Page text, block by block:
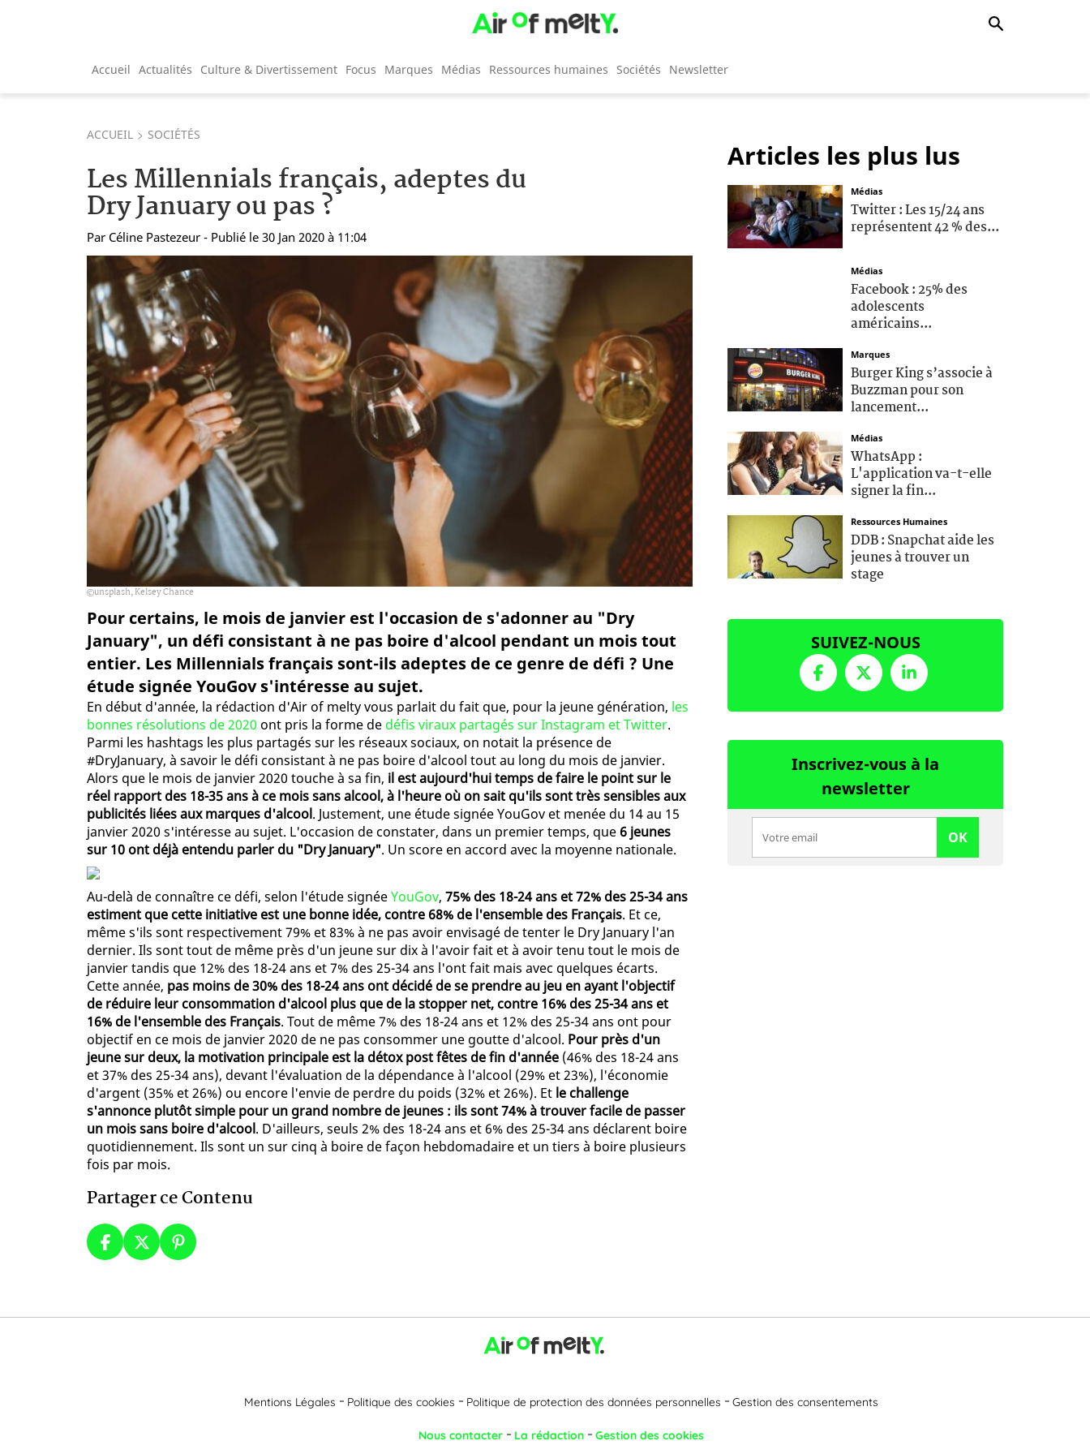
Accueil Actualités Culture & Divertissement Focus Marques Médias Ressources humaines Sociétés Newsletter
ACCUEIL SOCIÉTÉS
Les Millennials français, adeptes du
Dry January ou pas ?
Par Céline Pastezeur - Publié le 30 Jan 2020 à 11:04
unsplash, Kelsey Chance
Pour certains, le mois de janvier est l'occasion de s'adonner au "Dry
January", un défi consistant à ne pas boire d'alcool pendant un mois tout
entier. Les Millennials français sont-ils adeptes de ce genre de défi ? Une
étude signée YouGov s'intéresse au sujet.
En début d'année, la rédaction d'Air of melty vous parlait du fait que, pour la jeune génération, les
bonnes résolutions de 2020 ont pris la forme de défis viraux partagés sur Instagram et Twitter.
Parmi les hashtags les plus partagés sur les réseaux sociaux, on notait la présence de
#DryJanuary, à savoir le défi consistant à ne pas boire d'alcool tout au long du mois de janvier.
Alors que le mois de janvier 2020 touche à sa fin, il est aujourd'hui temps de faire le point sur le
réel rapport des 18-35 ans à ce mois sans alcool, à l'heure où on sait qu'ils sont très sensibles aux
publicités liées aux marques d'alcool. Justement, une étude signée YouGov et menée du 14 au 15
janvier 2020 s'intéresse au sujet. L'occasion de constater, dans un premier temps, que6 jeunes
sur 10 ont déjà entendu parler du "Dry January". Un score en accord avec la moyenne nationale.
Au-delà de connaître ce défi, selon l'étude signéeYouGov, 75% des 18-24 ans et 72% des 25-34 ans
estiment que cette initiative est une bonne idée, contre 68% de l'ensemble des Français. Et ce,
même s'ils sont respectivement 79% et 83% à ne pas avoir envisagé de tenter le Dry January l'an
dernier. Ils sont tout de même près d'un jeune sur dix à l'avoir fait et à avoir tenu tout le mois de
janvier tandis que 12% des 18-24 ans et 7% des 25-34 ans l'ont fait mais avec quelques écarts.
Cette année, pas moins de 30% des 18-24 ans ont décidé de se prendre au jeu en ayant l'objectif
de réduire leur consommation d'alcool plus que de la stopper net, contre 16% des 25-34 ans et
16% de l'ensemble des Français. Tout de même 7% des 18-24 ans et 12% des 25-34 ans ont pour
objectif en ce mois de janvier 2020 de ne pas consommer une goutte d'alcool. Pour près d'un
jeune sur deux, la motivation principale est la détox post fêtes de fin d'année (46% des 18-24 ans
et 37% des 25-34 ans), devant l'évaluation de la dépendance à l'alcool (29% et 23%), l'économie
d'argent (35% et 26%) ou encore l'envie de perdre du poids (32% et 26%). Et le challenge
s'annonce plutôt simple pour un grand nombre de jeunes : ils sont 74% à trouver facile de passer
un mois sans boire d'alcool. D'ailleurs, seuls 2% des 18-24 ans et 6% des 25-34 ans déclarent boire
quotidiennement. Ils sont un sur cinq à boire de façon hebdomadaire et un tiers à boire plusieurs
fois par mois.
Partager ce Contenu
Articles les plus lus
Médias
Twitter : Les 15/24 ans
représentent 42 % des...
Médias
Facebook : 25% des
adolescents
américains...
Marques
Burger King s’associe à
Buzzman pour son
lancement...
Médias
WhatsApp :
L'application va-t-elle
signer la fin...
Ressources Humaines
DDB : Snapchat aide les
jeunes à trouver un
stage
SUIVEZ-NOUS
Inscrivez-vous à la
newsletter
OK
Mentions Légales Politique des cookies Politique de protection des données personnelles Gestion des consentements
Nous contacter La rédaction Gestion des cookies